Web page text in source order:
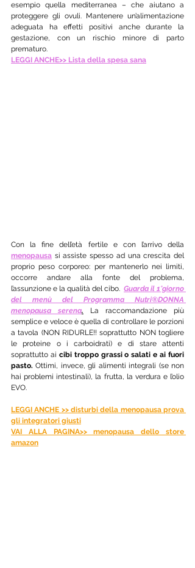
esempio quella mediterranea – che aiutano a
proteggere gli ovuli. Mantenere un’alimentazione
adeguata ha effetti positivi anche durante la
gestazione, con un rischio minore di parto
prematuro.
LEGGI ANCHE>> Lista della spesa sana
menopausa si assiste spesso ad una crescita del
proprio peso corporeo: per mantenerlo nei limiti,
occorre andare alla fonte del problema,
l’assunzione e la qualità del cibo. Guarda il 1°giorno
del menù del Programma Nutri®DONNA
menopausa serena.
La raccomandazione più
semplice e veloce è quella di controllare le porzioni
a tavola (NON RIDURLE!! soprattutto NON togliere
le proteine o i carboidrati) e di stare attenti
soprattutto ai cibi troppo grassi o salati e ai fuori
pasto. Ottimi, invece, gli alimenti integrali (se non
hai problemi intestinali), la frutta, la verdura e l’olio
EVO.
LEGGI ANCHE >> disturbi della menopausa prova
gli integratori giusti
VAI ALLA PAGINA>> menopausa dello store
amazon